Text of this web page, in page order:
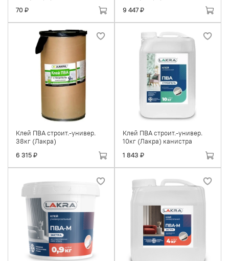
70 ₽
9 447 ₽
Клей ПВА строит.-универ.
38кг (Лакра)
6 315 ₽
Клей ПВА строит.-универ.
10кг (Лакра) канистра
1 843 ₽